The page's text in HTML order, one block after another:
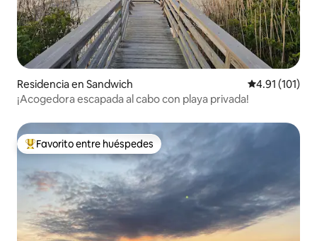
Residencia en Sandwich Calificación
4.91 (101)
¡Acogedora escapada al cabo con playa privada!
De los mejores en Favorito entre huéspedes
Favorito entre huéspedes